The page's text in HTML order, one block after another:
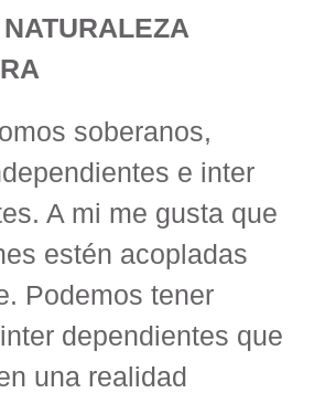
soberanos,
e inter
A mi me gusta que
estén acopladas
Podemos tener
dependientes que
una realidad